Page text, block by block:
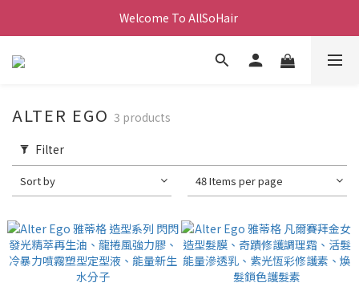
Welcome To AllSoHair
ALTER EGO 3 products
Filter
Sort by 48 Items per page